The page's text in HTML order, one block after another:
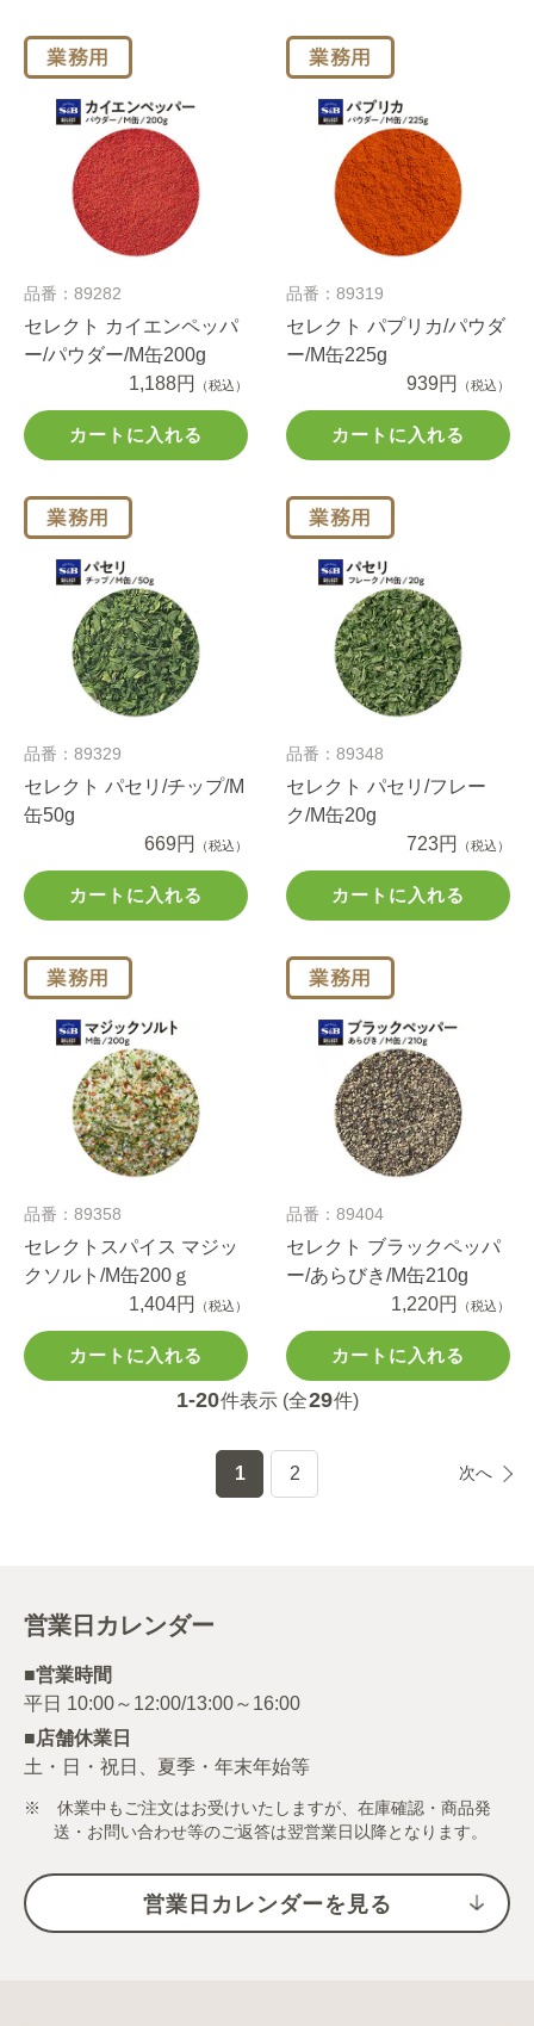
品番：89282
セレクト カイエンペッパ
ー/パウダー/M缶200g
1,188円
（税込）
カートに入れる
品番：89319
セレクト パプリカ/パウダ
ー/M缶225g
939円
（税込）
カートに入れる
品番：89329
セレクト パセリ/チップ/M
缶50g
669円
（税込）
カートに入れる
品番：89348
セレクト パセリ/フレー
ク/M缶20g
723円
（税込）
カートに入れる
品番：89358
セレクトスパイス マジッ
クソルト/M缶200ｇ
1,404円
（税込）
カートに入れる
品番：89404
セレクト ブラックペッパ
ー/あらびき/M缶210g
1,220円
（税込）
カートに入れる
1-20件表示 (全29件)
1 2 次へ
営業日カレンダー
■営業時間
■店舗休業日
土・日・祝日、夏季・年末年始等
※ 休業中もご注文はお受けいたしますが、在庫確認・商品発
送・お問い合わせ等のご返答は翌営業日以降となります。
営業日カレンダーを見る